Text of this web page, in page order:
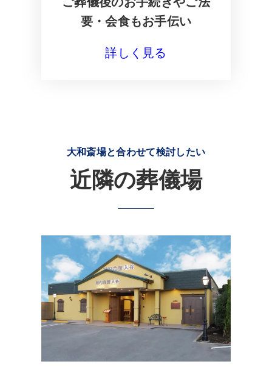
要・会食もお手伝い
詳しく見る
大和斎場と合わせて検討したい
近隣の葬儀場